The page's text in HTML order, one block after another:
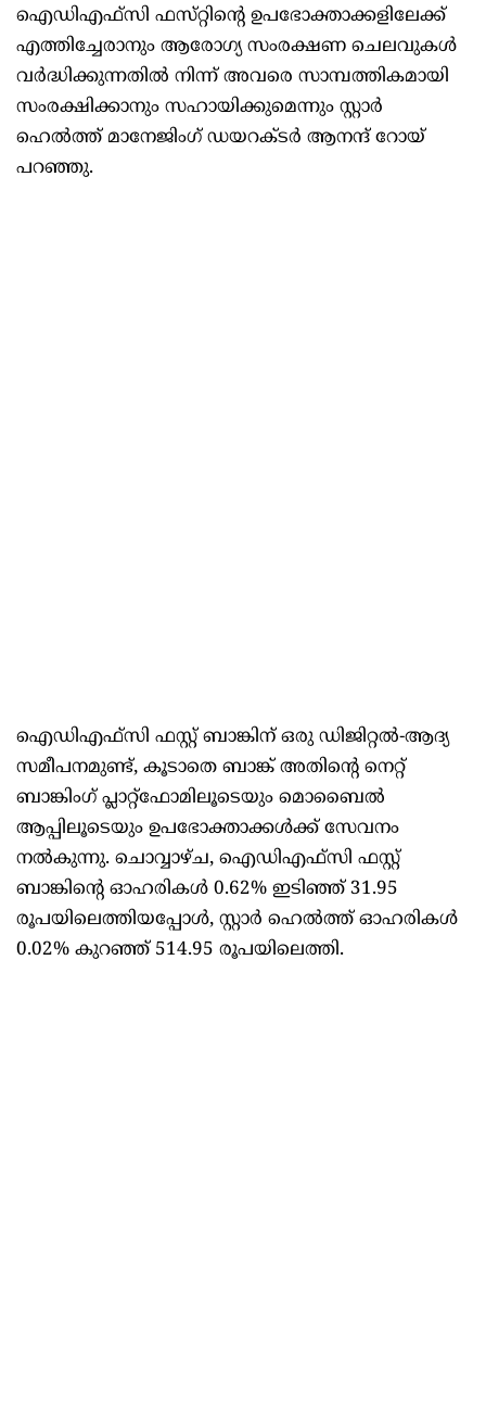
ഐഡിഎഫ്‌സി ഫസ്‌റ്റിന്റെ ഉപഭോക്താക്കളിലേക്ക്
എത്തിച്ചേരാനും ആരോഗ്യ സംരക്ഷണ ചെലവുകൾ
വർദ്ധിക്കുന്നതിൽ നിന്ന് അവരെ സാമ്പത്തികമായി
സംരക്ഷിക്കാനും സഹായിക്കുമെന്നും സ്റ്റാർ
ഹെൽത്ത് മാനേജിംഗ് ഡയറക്ടർ ആനന്ദ് റോയ്
പറഞ്ഞു.
ഐഡിഎഫ്‌സി ഫസ്റ്റ് ബാങ്കിന് ഒരു ഡിജിറ്റൽ-ആദ്യ
സമീപനമുണ്ട്, കൂടാതെ ബാങ്ക് അതിന്റെ നെറ്റ്
ബാങ്കിംഗ് പ്ലാറ്റ്‌ഫോമിലൂടെയും മൊബൈൽ
ആപ്പിലൂടെയും ഉപഭോക്താക്കൾക്ക് സേവനം
നൽകുന്നു. ചൊവ്വാഴ്ച, ഐഡിഎഫ്‌സി ഫസ്റ്റ്
ബാങ്കിന്റെ ഓഹരികൾ 0.62% ഇടിഞ്ഞ് 31.95
രൂപയിലെത്തിയപ്പോൾ, സ്റ്റാർ ഹെൽത്ത് ഓഹരികൾ
0.02% കുറഞ്ഞ് 514.95 രൂപയിലെത്തി.